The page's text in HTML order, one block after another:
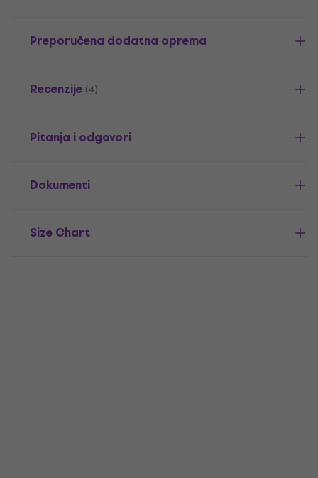
Preporučena dodatna oprema
Recenzije (4)
Pitanja i odgovori
Dokumenti
Size Chart